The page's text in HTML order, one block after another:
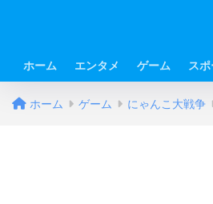
ホーム エンタメ ゲーム ス
ホーム ゲーム にゃんこ大戦争